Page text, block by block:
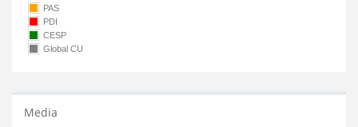
PAS
PDI
CESP
Global CU
Media